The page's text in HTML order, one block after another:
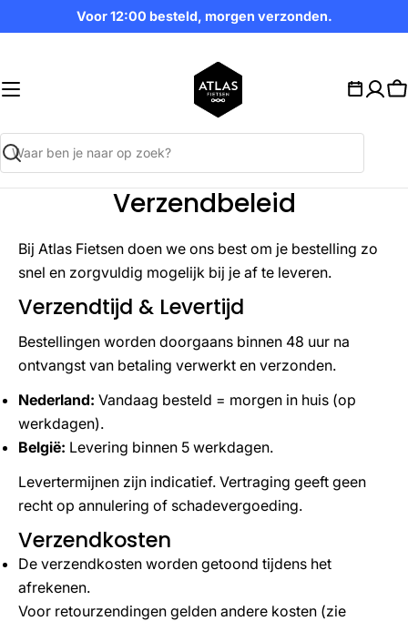
naar
Voor 12:00 besteld, morgen verzonden.
Zoekopdracht
Verzendbeleid
Bij Atlas Fietsen doen we ons best om je bestelling zo
snel en zorgvuldig mogelijk bij je af te leveren.
Verzendtijd & Levertijd
Bestellingen worden doorgaans binnen 48 uur na
ontvangst van betaling verwerkt en verzonden.
Nederland: Vandaag besteld = morgen in huis (op
werkdagen).
België: Levering binnen 5 werkdagen.
Levertermijnen zijn indicatief. Vertraging geeft geen
recht op annulering of schadevergoeding.
Verzendkosten
De verzendkosten worden getoond tijdens het
afrekenen.
Voor retourzendingen gelden andere kosten (zie